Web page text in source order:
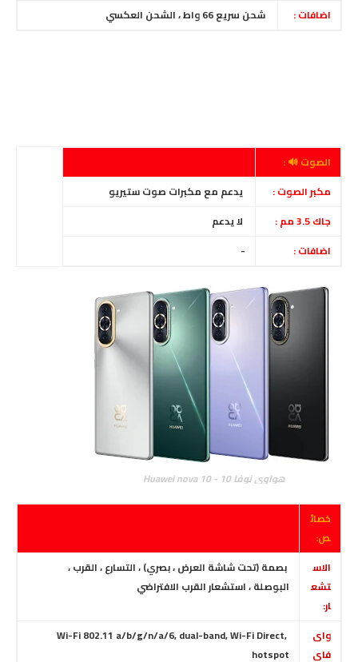
اضافات :
شحن سريع 66 واط ، الشحن العكسي
الصوت 🔊 :
مكبر الصوت :
يدعم مع مكبرات صوت ستيريو
جاك 3.5 مم :
لا يدعم
اضافات :
-
هواوي نوفا 10 - Huawei nova 10
خصائ
ص:
الاس
تشع
ار:
بصمة (تحت شاشة العرض ، بصري) ، التسارع ، القرب ،
البوصلة ، استشعار القرب الافتراضي
واى
فاى
Wi-Fi 802.11 a/b/g/n/a/6, dual-band, Wi-Fi Direct,
hotspot